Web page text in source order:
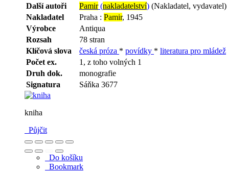
Další autoři
Pamir(nakladatelství) (Nakladatel, vydavatel)
Nakladatel
Praha : Pamir, 1945
Výrobce
Antiqua
Rozsah
78 stran
Klíčová slova
česká próza * povídky * literatura pro mládež
Počet ex.
1, z toho volných 1
Druh dok.
monografie
Signatura
Sáňka 3677
kniha
Půjčit
Do košíku
Bookmark